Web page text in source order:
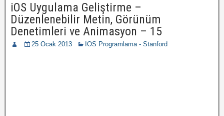
iOS Uygulama Geliştirme –
Düzenlenebilir Metin, Görünüm
Denetimleri ve Animasyon – 15
25 Ocak 2013 IOS Programlama - Stanford